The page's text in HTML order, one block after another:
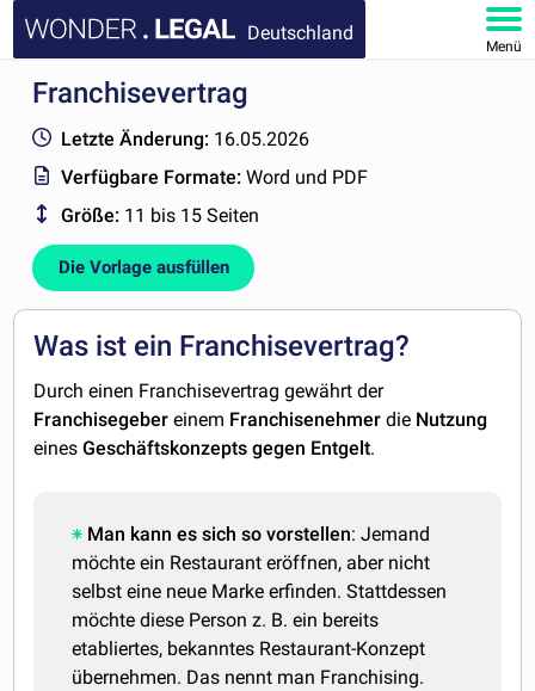
Deutschland
Menü
HOMEPAGE
DOKUMENTE
FAQ
KONTAKT
MEIN KONTO
Franchisevertrag
Letzte Änderung: 16.05.2026
Verfügbare Formate:Word und PDF
Größe: 11 bis 15 Seiten
Die Vorlage ausfüllen
Was ist ein Franchisevertrag?
Durch einen Franchisevertrag gewährt der
Franchisegeber einem Franchisenehmer die Nutzung
eines Geschäftskonzepts gegen Entgelt.
Man kann es sich so vorstellen: Jemand
möchte ein Restaurant eröffnen, aber nicht
selbst eine neue Marke erfinden. Stattdessen
möchte diese Person z. B. ein bereits
etabliertes, bekanntes Restaurant-Konzept
übernehmen. Das nennt man Franchising.